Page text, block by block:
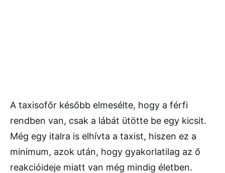
A taxisofőr később elmesélte, hogy a férfi
rendben van, csak a lábát ütötte be egy kicsit.
Még egy italra is elhívta a taxist, hiszen ez a
minimum, azok után, hogy gyakorlatilag az ő
reakcióideje miatt van még mindig életben.